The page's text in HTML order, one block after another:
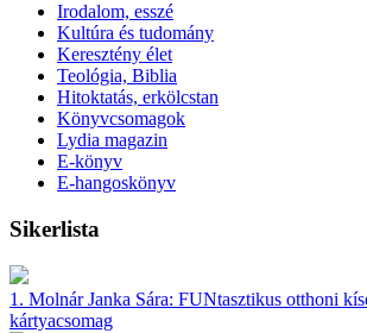
Irodalom, esszé
Kultúra és tudomány
Keresztény élet
Teológia, Biblia
Hitoktatás, erkölcstan
Könyvcsomagok
Lydia magazin
E-könyv
E-hangoskönyv
Sikerlista
1. Molnár Janka Sára: FUNtasztikus otthoni
kártyacsomag